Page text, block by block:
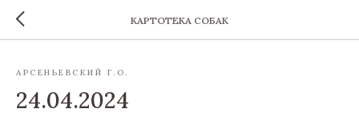
КАРТОТЕКА СОБАК
АРСЕНЬЕВСКИЙ Г.О.
24.04.2024